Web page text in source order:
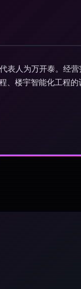
表人为万开泰。经
、楼宇智能化工程